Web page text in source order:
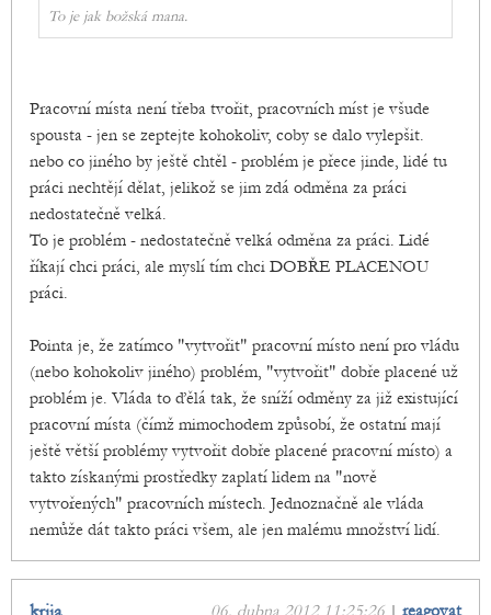
To je jak božská mana.
Pracovní místa není třeba tvořit, pracovních míst je všude
spousta - jen se zeptejte kohokoliv, coby se dalo vylepšit.
nebo co jiného by ještě chtěl - problém je přece jinde, lidé tu
práci nechtějí dělat, jelikož se jim zdá odměna za práci
nedostatečně velká.
To je problém - nedostatečně velká odměna za práci. Lidé
říkají chci práci, ale myslí tím chci DOBŘE PLACENOU
práci.
Pointa je, že zatímco "vytvořit" pracovní místo není pro vládu
(nebo kohokoliv jiného) problém, "vytvořit" dobře placené už
problém je. Vláda to ďělá tak, že sníží odměny za již existující
pracovní místa (čímž mimochodem způsobí, že ostatní mají
ještě větší problémy vytvořit dobře placené pracovní místo) a
takto získanými prostředky zaplatí lidem na "nově
vytvořených" pracovních místech. Jednoznačně ale vláda
nemůže dát takto práci všem, ale jen malému množství lidí.
06. dubna 2012 11:25:26 | reagovat